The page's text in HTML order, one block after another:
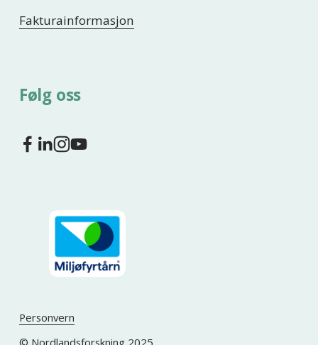
Fakturainformasjon
Følg oss
Personvern
© Nordlandsforskning 2025